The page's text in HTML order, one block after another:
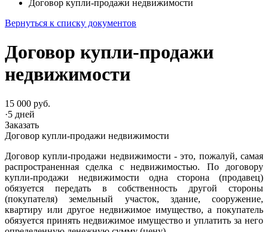
Договор купли-продажи недвижимости
Вернуться к списку документов
Договор купли-продажи
недвижимости
15 000 руб.
·5 дней
Заказать
Договор купли-продажи недвижимости
Договор купли-продажи недвижимости - это, пожалуй, самая
распространенная сделка с недвижимостью. По договору
купли-продажи недвижимости одна сторона (продавец)
обязуется передать в собственность другой стороны
(покупателя) земельный участок, здание, сооружение,
квартиру или другое недвижимое имущество, а покупатель
обязуется принять недвижимое имущество и уплатить за него